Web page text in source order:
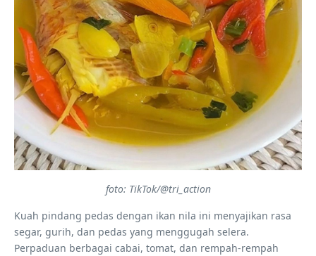
foto: TikTok/@tri_action
Kuah pindang pedas dengan ikan nila ini menyajikan rasa
segar, gurih, dan pedas yang menggugah selera.
Perpaduan berbagai cabai, tomat, dan rempah-rempah